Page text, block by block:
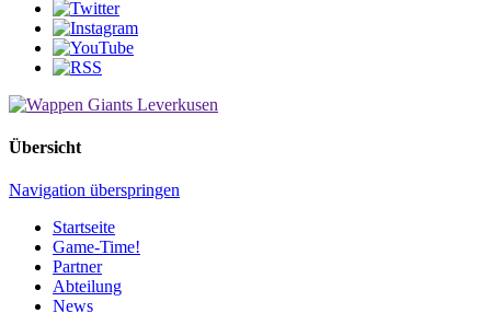
Übersicht
Navigation überspringen
Startseite
Game-Time!
Partner
Abteilung
News